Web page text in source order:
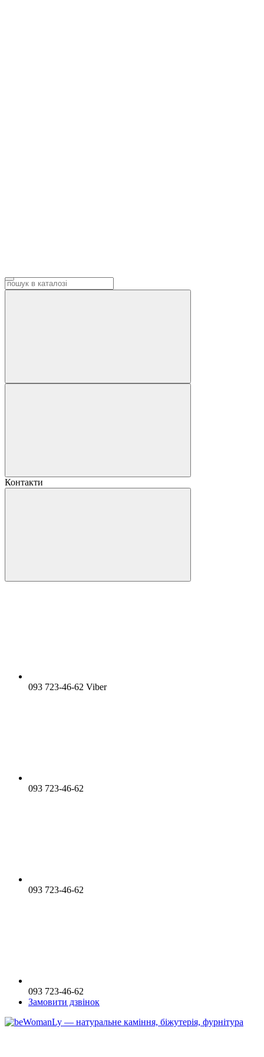
Контакти
093 723-46-62 Viber
093 723-46-62
093 723-46-62
093 723-46-62
Замовити дзвінок